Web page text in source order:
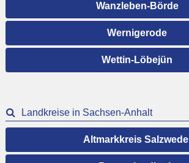
Wanzleben-Börde
Wernigerode
Wettin-Löbejün
Landkreise in Sachsen-Anhalt
Altmarkkreis Salzwedel